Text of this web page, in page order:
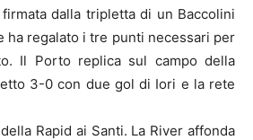
dalla tripletta di un Baccolini
ha regalato i tre punti necessari per
Il Porto replica sul campo della
3-0 con due gol di Iori e la rete
Rapid ai Santi. La River affonda